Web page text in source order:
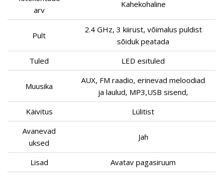
arv
Kahekohaline
Pult
2.4 GHz, 3 kiirust, võimalus puldist
sõiduk peatada
Tuled
LED esituled
Muusika
AUX, FM raadio, erinevad meloodiad
ja laulud, MP3,USB sisend,
Käivitus
Lülitist
Avanevad
uksed
Jah
Lisad Avatav pagasiruum